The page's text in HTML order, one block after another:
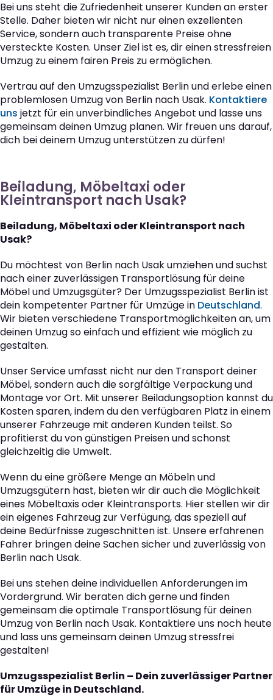
Bei uns steht die Zufriedenheit unserer Kunden an erster
Stelle. Daher bieten wir nicht nur einen exzellenten
Service, sondern auch transparente Preise ohne
versteckte Kosten. Unser Ziel ist es, dir einen stressfreien
Umzug zu einem fairen Preis zu ermöglichen.
Vertrau auf den Umzugsspezialist Berlin und erlebe einen
problemlosen Umzug von Berlin nach Usak. Kontaktiere
uns jetzt für ein unverbindliches Angebot und lasse uns
gemeinsam deinen Umzug planen. Wir freuen uns darauf,
dich bei deinem Umzug unterstützen zu dürfen!
Beiladung, Möbeltaxi oder
Kleintransport nach Usak?
Beiladung, Möbeltaxi oder Kleintransport nach
Usak?
Du möchtest von Berlin nach Usak umziehen und suchst
nach einer zuverlässigen Transportlösung für deine
Möbel und Umzugsgüter? Der Umzugsspezialist Berlin ist
dein kompetenter Partner für Umzüge in Deutschland.
Wir bieten verschiedene Transportmöglichkeiten an, um
deinen Umzug so einfach und effizient wie möglich zu
gestalten.
Unser Service umfasst nicht nur den Transport deiner
Möbel, sondern auch die sorgfältige Verpackung und
Montage vor Ort. Mit unserer Beiladungsoption kannst du
Kosten sparen, indem du den verfügbaren Platz in einem
unserer Fahrzeuge mit anderen Kunden teilst. So
profitierst du von günstigen Preisen und schonst
gleichzeitig die Umwelt.
Wenn du eine größere Menge an Möbeln und
Umzugsgütern hast, bieten wir dir auch die Möglichkeit
eines Möbeltaxis oder Kleintransports. Hier stellen wir dir
ein eigenes Fahrzeug zur Verfügung, das speziell auf
deine Bedürfnisse zugeschnitten ist. Unsere erfahrenen
Fahrer bringen deine Sachen sicher und zuverlässig von
Berlin nach Usak.
Bei uns stehen deine individuellen Anforderungen im
Vordergrund. Wir beraten dich gerne und finden
gemeinsam die optimale Transportlösung für deinen
Umzug von Berlin nach Usak. Kontaktiere uns noch heute
und lass uns gemeinsam deinen Umzug stressfrei
gestalten!
Umzugsspezialist Berlin – Dein zuverlässiger Partner
für Umzüge in Deutschland.